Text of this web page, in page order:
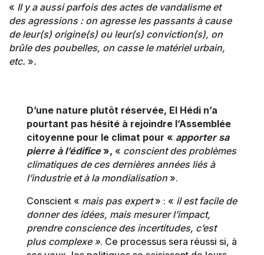
« Il y a aussi parfois des actes de vandalisme et
des agressions : on agresse les passants à cause
de leur(s) origine(s) ou leur(s) conviction(s), on
brûle des poubelles, on casse le matériel urbain,
etc. ».
D’une nature plutôt réservée, El Hédi n’a
pourtant pas hésité à rejoindre l’Assemblée
citoyenne pour le climat pour « apporter sa
pierre à l’édifice», « conscient des problèmes
climatiques de ces dernières années liés à
l’industrie et à la mondialisation».
Conscient « mais pas expert» : « il est facile de
donner des idées, mais mesurer l’impact,
prendre conscience des incertitudes, c’est
plus complexe ». Ce processus sera réussi si, à